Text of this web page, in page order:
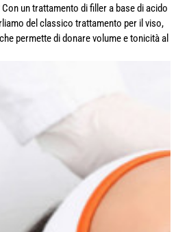
un trattamento di filler a base di acido
del classico trattamento per il viso,
permette di donare volume e tonicità al